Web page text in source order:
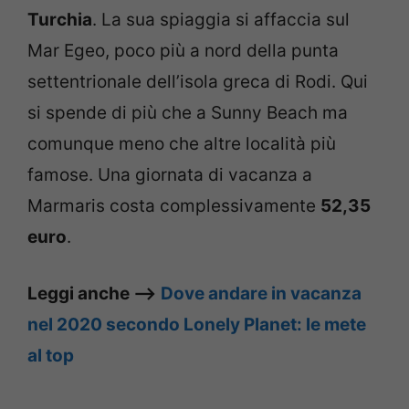
Turchia. La sua spiaggia si affaccia sul
Mar Egeo, poco più a nord della punta
settentrionale dell’isola greca di Rodi. Qui
si spende di più che a Sunny Beach ma
comunque meno che altre località più
famose. Una giornata di vacanza a
Marmaris costa complessivamente 52,35
euro.
Leggi anche –> Dove andare in vacanza
nel 2020 secondo Lonely Planet: le mete
al top